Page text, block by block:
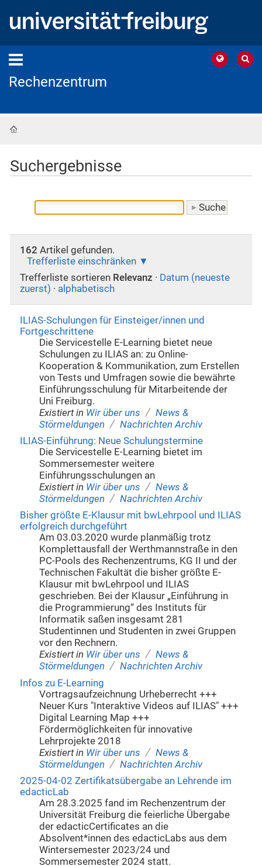
Rechenzentrum
Suchergebnisse
162 Artikel gefunden.
Trefferliste einschränken
Trefferliste sortieren Relevanz · Datum (neueste
zuerst) · alphabetisch
ILIAS-Schulungen für Einsteiger/innen und
Fortgeschrittene
Die Servicestelle E-Learning bietet neue
Schulungen zu ILIAS an: zu Online-
Kooperation & Kommunikation, zum Erstellen
von Tests und Umfragen sowie die bewährte
Einführungsschulung für Mitarbeitende der
Uni Freiburg.
Existiert in Wir über uns / News &
Störmeldungen / Nachrichten Archiv
ILIAS-Einführung: Neue Schulungstermine
Die Servicestelle E-Learning bietet im
Sommersemester weitere
Einführungsschulungen an
Existiert in Wir über uns / News &
Störmeldungen / Nachrichten Archiv
Bisher größte E-Klausur mit bwLehrpool und ILIAS
erfolgreich durchgeführt
Am 03.03.2020 wurde planmäßig trotz
Komplettausfall der Werthmannstraße in den
PC-Pools des Rechenzentrums, KG II und der
Technischen Fakultät die bisher größte E-
Klausur mit bwLehrpool und ILIAS
geschrieben. Bei der Klausur „Einführung in
die Programmierung“ des Instituts für
Informatik saßen insgesamt 281
Studentinnen und Studenten in zwei Gruppen
vor den Rechnern.
Existiert in Wir über uns / News &
Störmeldungen / Nachrichten Archiv
Infos zu E-Learning
Vortragsaufzeichnung Urheberrecht +++
Neuer Kurs "Interaktive Videos auf ILIAS" +++
Digital Learning Map +++
Fördermöglichkeiten für innovative
Lehrprojekte 2018
Existiert in Wir über uns / News &
Störmeldungen / Nachrichten Archiv
2025-04-02 Zertifikatsübergabe an Lehrende im
edacticLab
Am 28.3.2025 fand im Rechenzentrum der
Universität Freiburg die feierliche Übergabe
der edacticCertificates an die
Absolvent*innen des edacticLabs aus dem
Wintersemester 2023/24 und
Sommersemester 2024 statt.